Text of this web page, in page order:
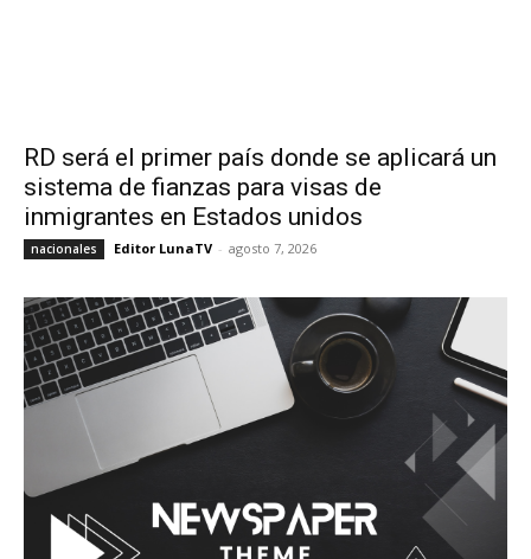
RD será el primer país donde se aplicará un
sistema de fianzas para visas de
inmigrantes en Estados unidos
nacionales Editor LunaTV - agosto 7, 2026